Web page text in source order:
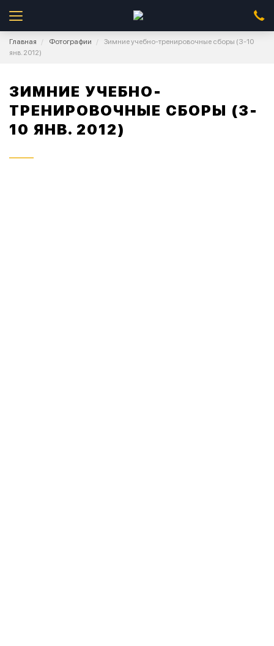
Главная Фотографии
Зимние учебно-тренировочные сборы (3-10
янв. 2012)
ЗИМНИЕ УЧЕБНО-
ТРЕНИРОВОЧНЫЕ СБОРЫ (3-
10 ЯНВ. 2012)